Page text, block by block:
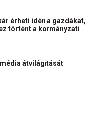
érheti idén a gazdákat,
történt a kormányzati
átvilágítását